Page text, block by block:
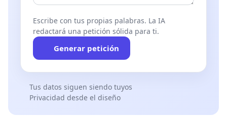
Escribe con tus propias palabras. La IA
redactará una petición sólida para ti.
Generar petición
Tus datos siguen siendo tuyos
Privacidad desde el diseño